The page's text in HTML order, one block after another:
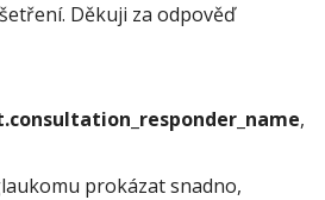
Děkuji za odpověď
,
prokázat snadno,